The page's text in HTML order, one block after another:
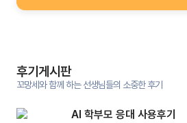
후기게시판
꼬망세와 함께 하는 선생님들의 소중한 후기
AI 학부모 응대 사용후기